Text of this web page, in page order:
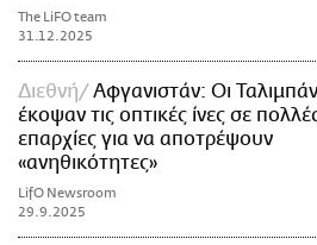
The LiFO team
31.12.2025
Διεθνή
Αφγανιστάν: Οι Ταλιμπάν
έκοψαν τις οπτικές ίνες σε
επαρχίες για να αποτρέψουν
«ανηθικότητες»
LifO Newsroom
29.9.2025